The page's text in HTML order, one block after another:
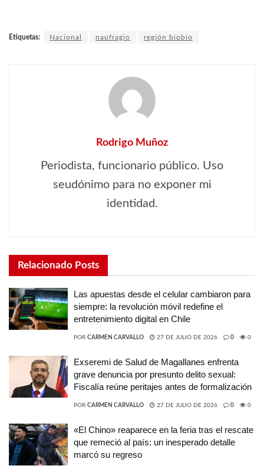
Etiquetas: Nacional naufragio región biobío
Rodrigo Muñoz
Periodista, funcionario público. Uso
seudónimo para no exponer mi
identidad.
Relacionado Posts
Las apuestas desde el celular cambiaron para
siempre: la revolución móvil redefine el
entretenimiento digital en Chile
POR CARMEN CARVALLO 27 DE JULIO DE 2026 0 0
Exseremi de Salud de Magallanes enfrenta
grave denuncia por presunto delito sexual:
Fiscalía reúne peritajes antes de formalización
POR CARMEN CARVALLO 27 DE JULIO DE 2026 0 0
«El Chino» reaparece en la feria tras el rescate
que remeció al país: un inesperado detalle
marcó su regreso